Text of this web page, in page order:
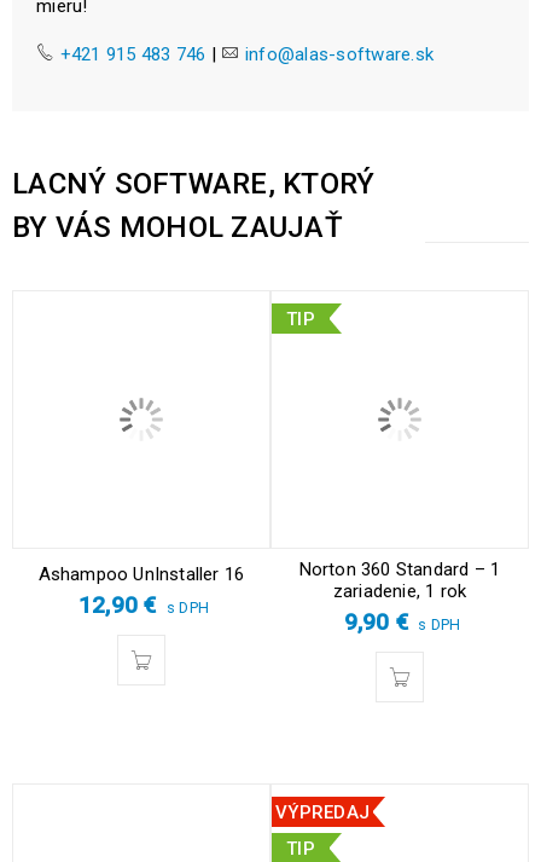
mieru!
+421 915 483 746 | info@alas-software.sk
LACNÝ SOFTWARE, KTORÝ
BY VÁS MOHOL ZAUJAŤ
Ashampoo UnInstaller 16
12,90€ s DPH
TIP
Norton 360 Standard – 1
zariadenie, 1 rok
9,90 € s DPH
VÝPREDAJ
TIP